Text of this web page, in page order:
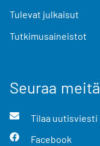
Tulevat julkaisut
Tutkimusaineistot
Seuraa meitä
Tilaa uutisviesti
Facebook